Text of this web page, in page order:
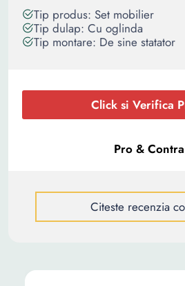
Tip produs: Set mobilier
Tip dulap: Cu oglinda
Tip montare: De sine statator
Click si Verifica
Citeste recenzia